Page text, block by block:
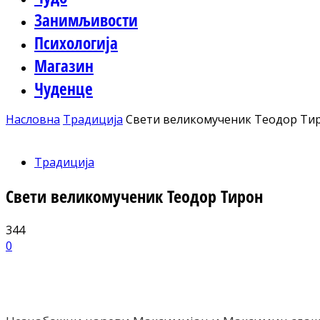
Занимљивости
Психологија
Магазин
Чуденце
Насловна Традиција Свети великомученик Теодор
Традиција
Свети великомученик Теодор Тирон
344
0